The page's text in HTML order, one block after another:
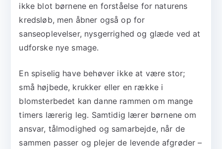
ikke blot børnene en forståelse for naturens
kredsløb, men åbner også op for
sanseoplevelser, nysgerrighed og glæde ved at
udforske nye smage.
En spiselig have behøver ikke at være stor;
små højbede, krukker eller en række i
blomsterbedet kan danne rammen om mange
timers lærerig leg. Samtidig lærer børnene om
ansvar, tålmodighed og samarbejde, når de
sammen passer og plejer de levende afgrøder –